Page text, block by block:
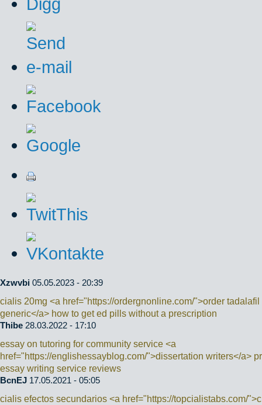
Xzwvbi 05.05.2023 - 20:39
cialis 20mg <a href="https://ordergnonline.com/">order tadalafil
generic</a> how to get ed pills without a prescription
Thibe 28.03.2022 - 17:10
essay on tutoring for community service <a
href="https://englishessayblog.com/">dissertation writers</a>
essay writing service reviews
BcnEJ 17.05.2021 - 05:05
cialis efectos secundarios <a href="https://topcialistabs.com/